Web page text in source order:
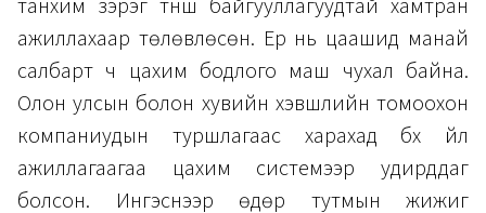
танхим зэрэг түнш байгууллагуудтай хамтран
ажиллахаар төлөвлөсөн. Ер нь цаашид манай
салбарт ч цахим бодлого маш чухал байна.
Олон улсын болон хувийн хэвшлийн томоохон
компаниудын туршлагаас харахад бүх үйл
ажиллагаагаа цахим системээр удирддаг
болсон. Ингэснээр өдөр тутмын жижиг